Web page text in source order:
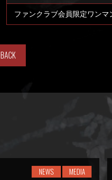
ファンクラブ会員限定ワン
BACK
NEWS MEDIA